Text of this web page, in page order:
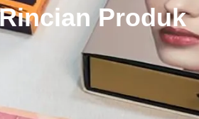
Produk